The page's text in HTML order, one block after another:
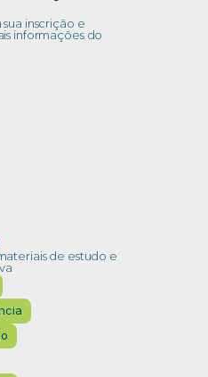
inscrição e
informações do
de estudo e